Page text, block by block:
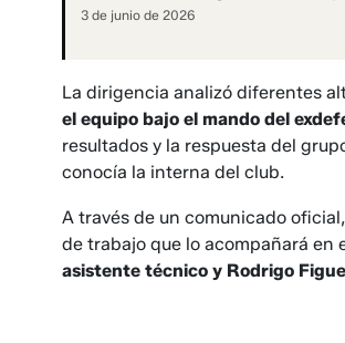
3 de junio de 2026
La dirigencia analizó diferentes
el equipo bajo el mando del
resultados y la respuesta del
conocía la interna del club.
A través de un comunicado oficial,
de trabajo que lo acompañará en
asistente técnico y Rodrigo